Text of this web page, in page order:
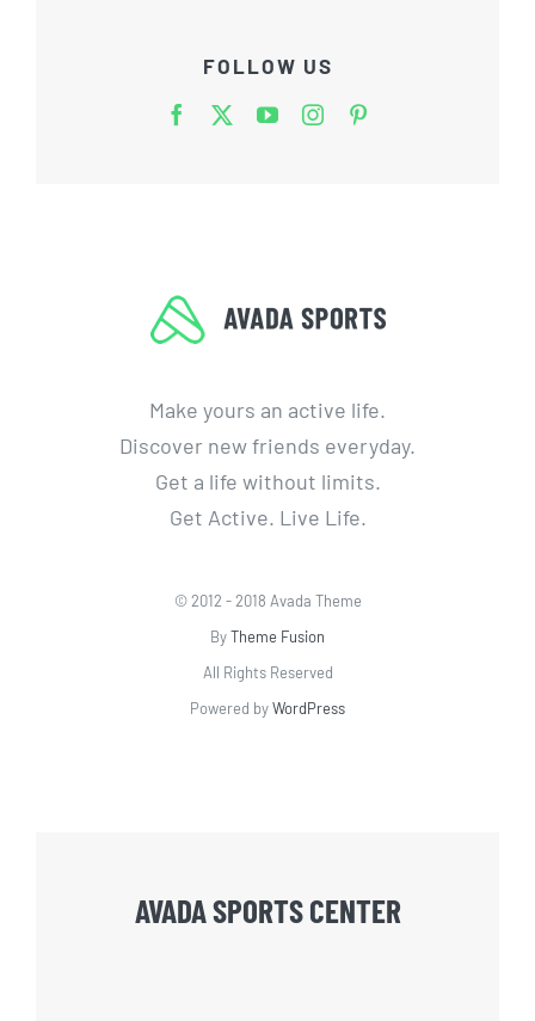
FOLLOW US
Make yours an active life.
Discover new friends everyday.
Get a life without limits.
Get Active. Live Life.
© 2012 - 2018 Avada Theme
ByTheme Fusion
All Rights Reserved
Powered byWordPress
AVADA SPORTS CENTER